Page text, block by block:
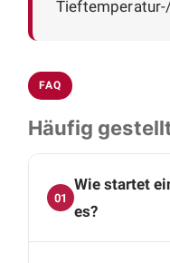
FAQ
Häufig
01
Wie startet
es?